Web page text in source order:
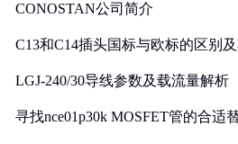
CONOSTAN公司简介
C13和C14插头国标与欧标的区别
LGJ-240/30导线参数及载流量解析
寻找nce01p30k MOSFET管的合适